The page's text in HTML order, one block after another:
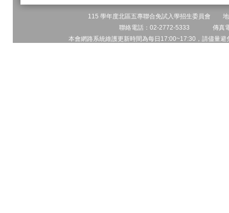
115 學年度北區五專聯合免試入學招生委員會 地
聯絡電話：02-2772-5333 傳真
本會網路系統維護更新時間為每日17:00~17:30，請儘量